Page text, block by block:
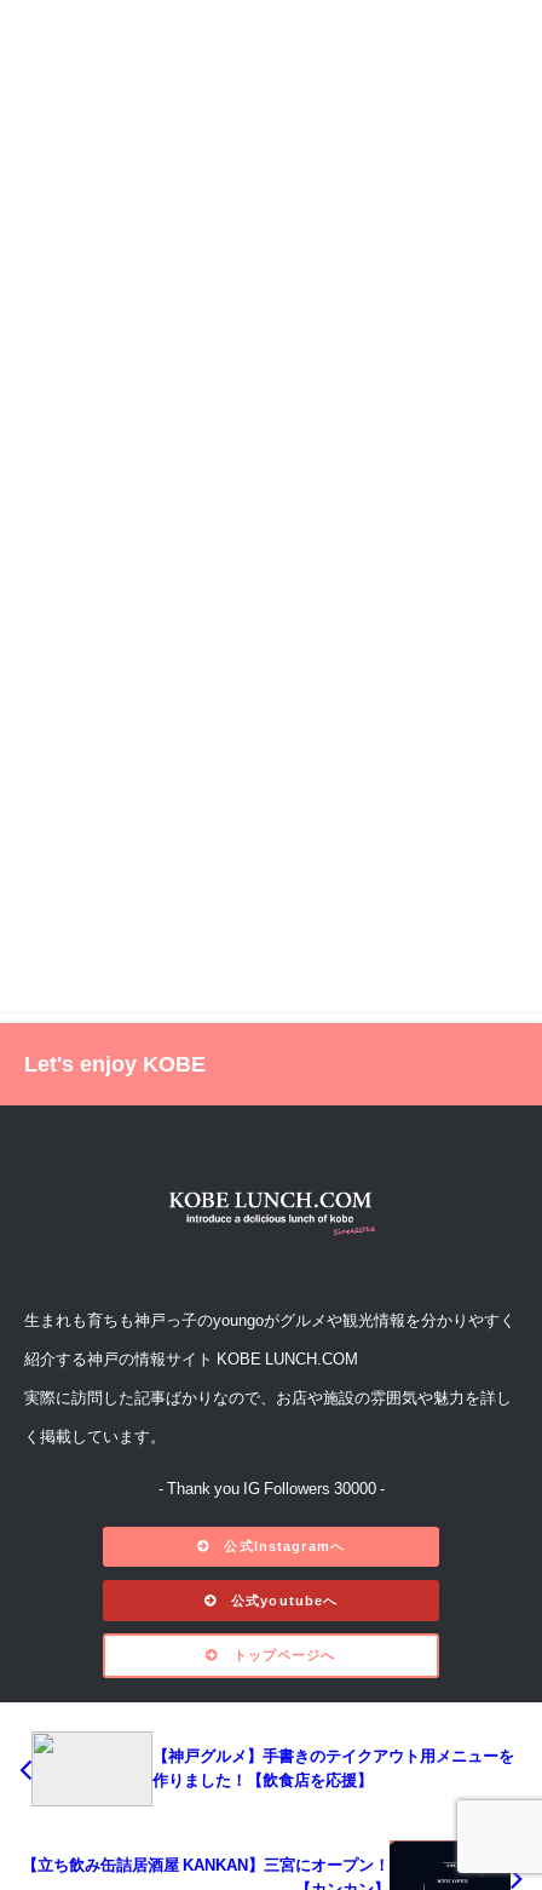
Let's enjoy KOBE
生まれも育ちも神戸っ子のyoungoがグルメや観光情報を分かりやすく
紹介する神戸の情報サイト KOBE LUNCH.COM
実際に訪問した記事ばかりなので、お店や施設の雰囲気や魅力を詳し
く掲載しています。
- Thank you IG Followers 30000 -
公式Instagramへ
公式youtubeへ
トップページへ
【神戸グルメ】手書きのテイクアウト用メニューを
作りました！【飲食店を応援】
【立ち飲み缶詰居酒屋 KANKAN】三宮にオープン！